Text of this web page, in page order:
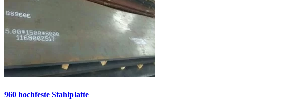
960 hochfeste Stahlplatte